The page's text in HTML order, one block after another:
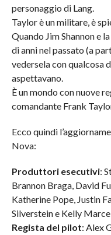
personaggio di Lang.
Taylor è un militare, è
Quando Jim Shannon e
di anni nel passato (a
vedersela con qualcosa
aspettavano.
È un mondo con nuove
comandante Frank
Ecco quindi
Nova:
Produttori esecutivi:
Brannon Braga, David
Katherine Pope, Justin
Silverstein e Kelly
Regista del pilot: Alex